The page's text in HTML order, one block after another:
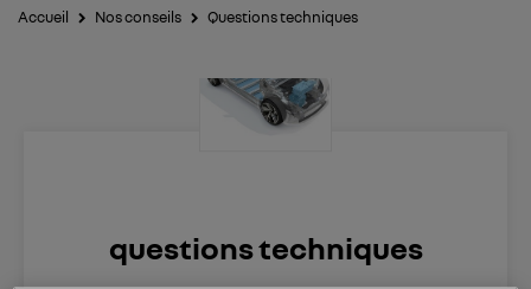
Accueil Nos conseils Questions techniques
questions techniques